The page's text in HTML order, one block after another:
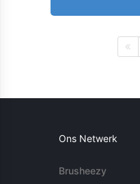
Ons Netwerk
Brusheezy